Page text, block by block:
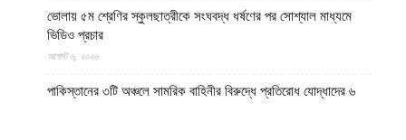
ভোলায় ৫ম শ্রেণির স্কুলছাত্রীকে সংঘবদ্ধ ধর্ষণের পর সোশ্যাল মাধ্যমে
ভিডিও প্রচার
আগস্ট ৬, ২০২৬
পাকিস্তানের ৩টি অঞ্চলে সামরিক বাহিনীর বিরুদ্ধে প্রতিরোধ যোদ্ধাদের ৬